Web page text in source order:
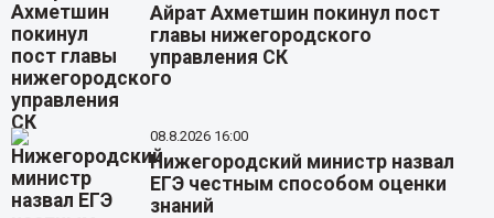
Айрат Ахметшин покинул пост
главы нижегородского
управления СК
08.8.2026 16:00
Нижегородский министр назвал
ЕГЭ честным способом оценки
знаний